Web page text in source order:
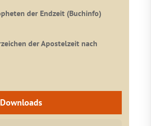
der Endzeit (Buchinfo)
der Apostelzeit nach